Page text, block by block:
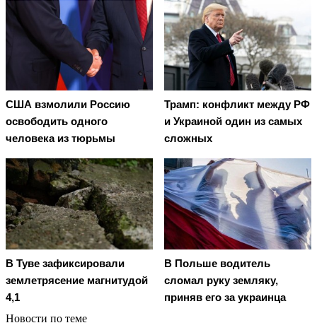
США взмолили Россию
освободить одного
человека из тюрьмы
Трамп: конфликт между РФ
и Украиной один из самых
сложных
В Туве зафиксировали
землетрясение магнитудой
4,1
В Польше водитель
сломал руку земляку,
приняв его за украинца
Новости по теме